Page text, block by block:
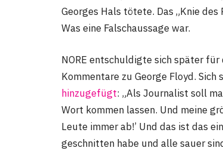
Georges Hals tötete. Das „Knie
Was eine Falschaussage war.
NORE entschuldigte sich später
Kommentare zu George Floyd.
hinzugefügt: „Als Journalist soll
Wort kommen lassen. Und meine
Leute immer ab!’ Und das ist das
geschnitten habe und alle sauer